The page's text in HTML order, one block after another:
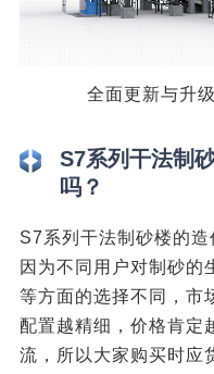
全面更新与升
S7系列干法制
吗？
S7系列干法制砂楼的造
因为不同用户对制砂的
等方面的选择不同，市
配置越精细，价格肯定
流，所以大家购买时应